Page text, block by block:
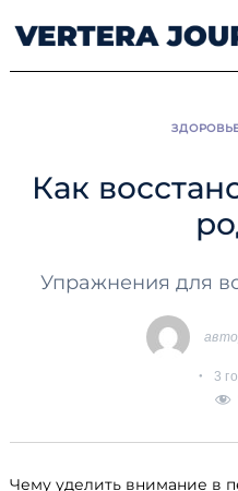
Как
Упражнения для
3
Чему уделить внимание в